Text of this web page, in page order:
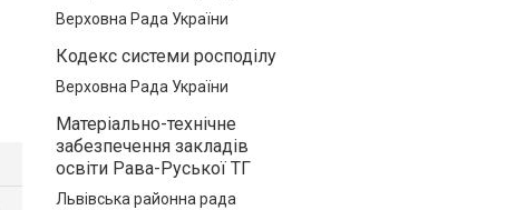
Верховна Рада України
Кодекс системи росподілу
Верховна Рада України
Матеріально-технічне
забезпечення закладів
освіти Рава-Руської ТГ
Львівська районна рада